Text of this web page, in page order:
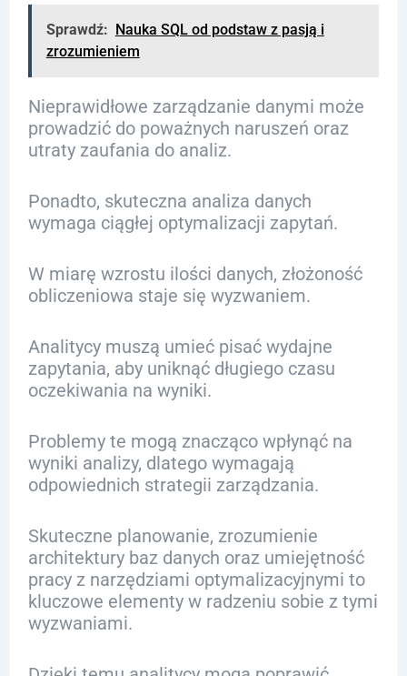
Sprawdź: Nauka SQL od podstaw z pasją i
zrozumieniem
Nieprawidłowe zarządzanie danymi może
prowadzić do poważnych naruszeń oraz
utraty zaufania do analiz.
Ponadto, skuteczna analiza danych
wymaga ciągłej optymalizacji zapytań.
W miarę wzrostu ilości danych, złożoność
obliczeniowa staje się wyzwaniem.
Analitycy muszą umieć pisać wydajne
zapytania, aby uniknąć długiego czasu
oczekiwania na wyniki.
Problemy te mogą znacząco wpłynąć na
wyniki analizy, dlatego wymagają
odpowiednich strategii zarządzania.
Skuteczne planowanie, zrozumienie
architektury baz danych oraz umiejętność
pracy z narzędziami optymalizacyjnymi to
kluczowe elementy w radzeniu sobie z tymi
wyzwaniami.